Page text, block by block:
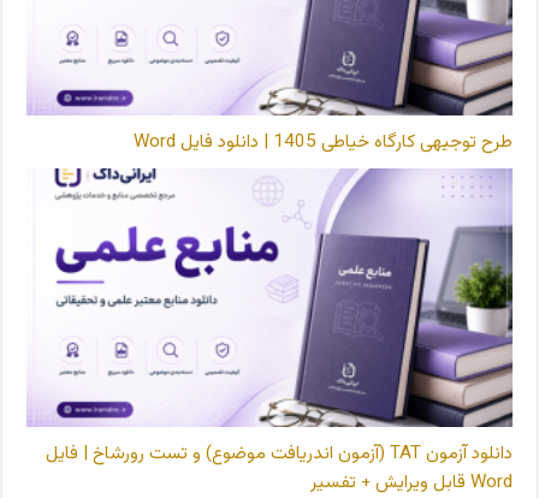
طرح توجیهی کارگاه خیاطی 1405 | دانلود فایل Word
دانلود آزمون TAT (آزمون اندریافت موضوع) و تست رورشاخ | فایل
Word قابل ویرایش + تفسیر